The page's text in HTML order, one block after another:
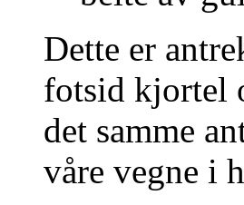
Dette er
fotsid kjortel
det samme
våre vegne i